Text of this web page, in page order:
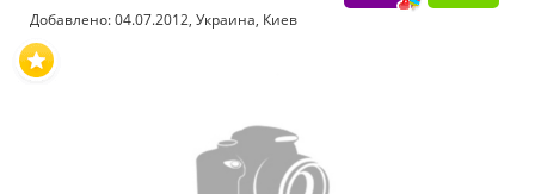
Добавлено: 04.07.2012, Украина, Киев